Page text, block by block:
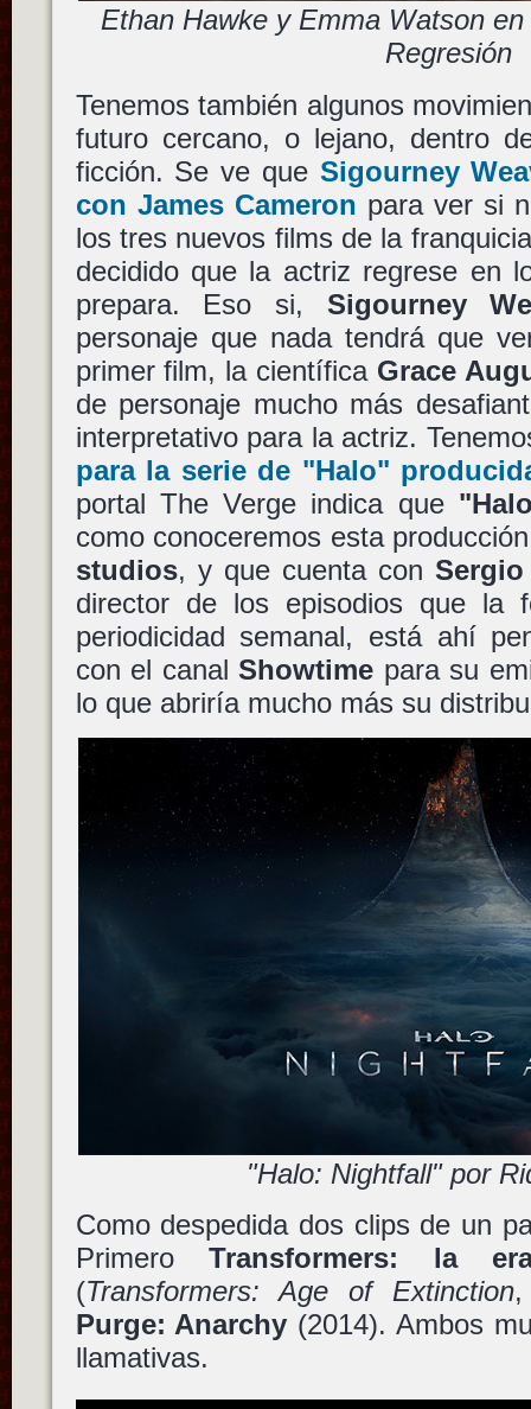
Ethan Hawke y Emma Watson
Regresión
Tenemos también algunos
futuro cercano, o lejano, dentro
ficción. Se ve que Sigourney
con James Cameron para ver si
los tres nuevos films de la
decidido que la actriz regrese en
prepara. Eso si, Sigourney
personaje que nada tendrá que
primer film, la científica Grace
de personaje mucho más
interpretativo para la actriz.
para la serie de "Halo"
portal The Verge indica que
como conoceremos esta
studios, y que cuenta con Sergio
director de los episodios que la
periodicidad semanal, está ahí
con el canalShowtime para su
lo que abriría mucho más su
"Halo: Nightfall" por
Como despedida dos clips de un
PrimeroTransformers: la
(Transformers: Age of Extinction
Purge: Anarchy (2014). Ambos
llamativas.